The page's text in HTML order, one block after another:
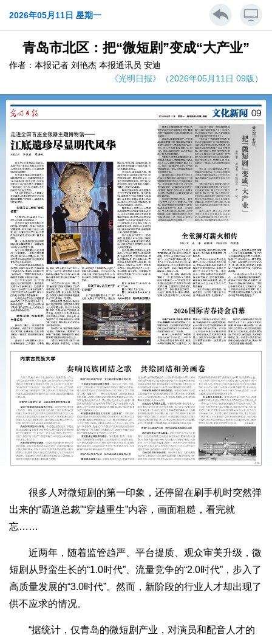
2026年05月11日 星期一
青岛市北区：把“微短剧”变成“大产业”
作者：本报记者 刘艳杰 本报通讯员 安迪
《光明日报》（2026年05月11日 09版）
很多人对微短剧的第一印象，还停留在刷手机时突然弹
出来的“霸道总裁”“穿越重生”内容，画面粗糙，看完就
忘……
近两年，随着监管趋严、平台提质、观众审美升级，微
短剧从野蛮生长的“1.0时代”、流量竞争的“2.0时代”，步入了
高质量发展的“3.0时代”。然而，新阶段的行业人才却出现了
供不应求的情况。
“据统计，仅青岛的微短剧产业，对演员和配音人才的